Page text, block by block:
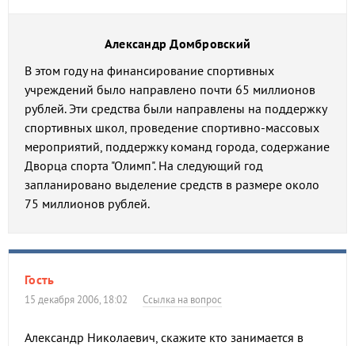
Александр Домбровский
В этом году на финансирование спортивных
учреждений было направлено почти 65 миллионов
рублей. Эти средства были направлены на поддержку
спортивных школ, проведение спортивно-массовых
мероприятий, поддержку команд города, содержание
Дворца спорта "Олимп". На следующий год
запланировано выделение средств в размере около
75 миллионов рублей.
Гость
15 декабря 2006, 18:02 Ссылка на вопрос
Александр Николаевич, скажите кто занимается в